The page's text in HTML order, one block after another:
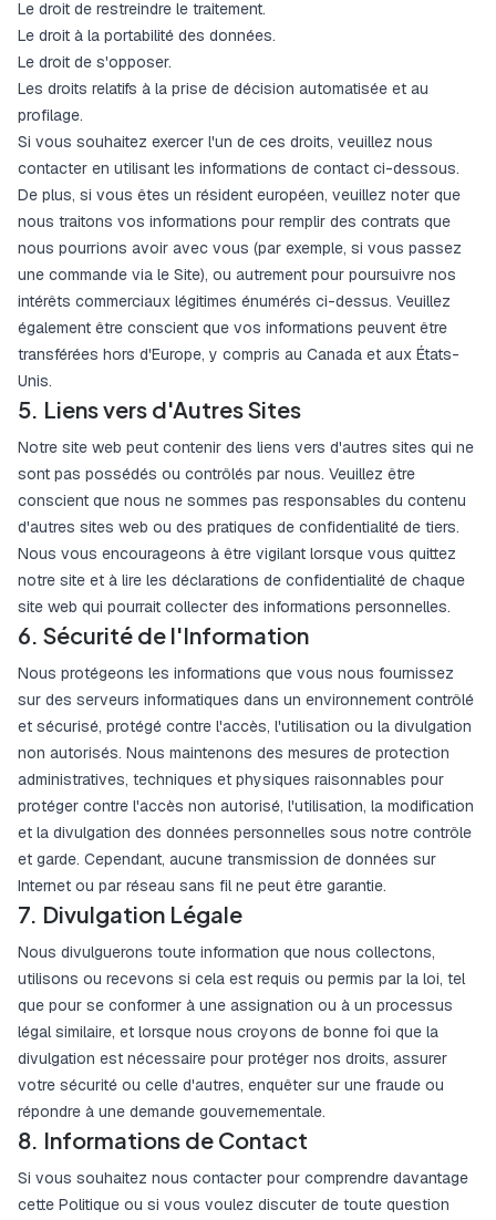
Le droit de restreindre le traitement.
Le droit à la portabilité des données.
Le droit de s'opposer.
Les droits relatifs à la prise de décision automatisée et au
profilage.
Si vous souhaitez exercer l'un de ces droits, veuillez nous
contacter en utilisant les informations de contact ci-dessous.
De plus, si vous êtes un résident européen, veuillez noter que
nous traitons vos informations pour remplir des contrats que
nous pourrions avoir avec vous (par exemple, si vous passez
une commande via le Site), ou autrement pour poursuivre nos
intérêts commerciaux légitimes énumérés ci-dessus. Veuillez
également être conscient que vos informations peuvent être
transférées hors d'Europe, y compris au Canada et aux États-
Unis.
5. Liens vers d'Autres Sites
Notre site web peut contenir des liens vers d'autres sites qui ne
sont pas possédés ou contrôlés par nous. Veuillez être
conscient que nous ne sommes pas responsables du contenu
d'autres sites web ou des pratiques de confidentialité de tiers.
Nous vous encourageons à être vigilant lorsque vous quittez
notre site et à lire les déclarations de confidentialité de chaque
site web qui pourrait collecter des informations personnelles.
6. Sécurité de l'Information
Nous protégeons les informations que vous nous fournissez
sur des serveurs informatiques dans un environnement contrôlé
et sécurisé, protégé contre l'accès, l'utilisation ou la divulgation
non autorisés. Nous maintenons des mesures de protection
administratives, techniques et physiques raisonnables pour
protéger contre l'accès non autorisé, l'utilisation, la modification
et la divulgation des données personnelles sous notre contrôle
et garde. Cependant, aucune transmission de données sur
Internet ou par réseau sans fil ne peut être garantie.
7. Divulgation Légale
Nous divulguerons toute information que nous collectons,
utilisons ou recevons si cela est requis ou permis par la loi, tel
que pour se conformer à une assignation ou à un processus
légal similaire, et lorsque nous croyons de bonne foi que la
divulgation est nécessaire pour protéger nos droits, assurer
votre sécurité ou celle d'autres, enquêter sur une fraude ou
répondre à une demande gouvernementale.
8. Informations de Contact
Si vous souhaitez nous contacter pour comprendre davantage
cette Politique ou si vous voulez discuter de toute question